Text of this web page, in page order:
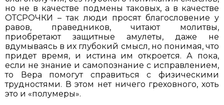
но не в качестве подмены таковых, а в качестве
ОТСРОЧКИ – так люди просят благословение у
равов, праведников, читают молитвы,
приобретают защитные амулеты, даже не
вдумываясь в их глубокий смысл, но понимая, что
придет время, и истина им откроется. А пока,
если не знание и самопознание с исправлением,
то Вера помогут справиться с физическими
трудностями. В этом нет ничего греховного, хоть
это и «полумеры».